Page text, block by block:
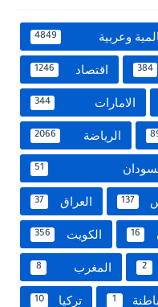
وعربية 4849
384 اقتصاد 1246
الامارات 344
الرياضة 2066
51
137 العراق 37
16 الكويت 356
2 المغرب 8
باطنة 1 تركيا 10